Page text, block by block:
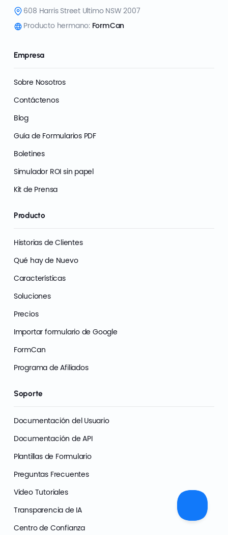
608 Harris Street Ultimo NSW 2007
Producto hermano: FormCan
Empresa
Sobre Nosotros
Contáctenos
Blog
Guía de Formularios PDF
Boletines
Simulador ROI sin papel
Kit de Prensa
Producto
Historias de Clientes
Qué hay de Nuevo
Características
Soluciones
Precios
Importar formulario de Google
FormCan
Programa de Afiliados
Soporte
Documentación del Usuario
Documentación de API
Plantillas de Formulario
Preguntas Frecuentes
Video Tutoriales
Transparencia de IA
Centro de Confianza